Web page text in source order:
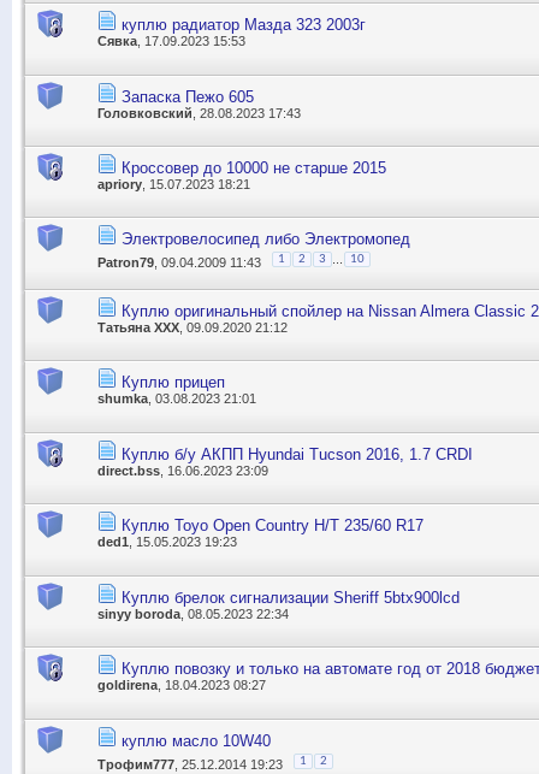
куплю радиатор Мазда 323 2003г
Сявка , 17.09.2023 15:53
Запаска Пежо 605
Головковский , 28.08.2023 17:43
Кроссовер до 10000 не старше 2015
apriory , 15.07.2023 18:21
Электровелосипед либо Электромопед
Patron79 , 09.04.2009 11:43 1 2 3 10
Куплю оригинальный спойлер на Nissan Almera Classic
Татьяна ХХХ , 09.09.2020 21:12
Куплю прицеп
shumka, 03.08.2023 21:01
Куплю б/у АКПП Hyundai Tucson 2016, 1.7 CRDI
direct.bss , 16.06.2023 23:09
Куплю Toyo Open Country H/T 235/60 R17
ded1 , 15.05.2023 19:23
Куплю брелок сигнализации Sheriff 5btx900lcd
sinyy boroda , 08.05.2023 22:34
Куплю повозку и только на автомате год от 2018
goldirena , 18.04.2023 08:27
куплю масло 10W40
Трофим777 , 25.12.2014 19:23 1 2